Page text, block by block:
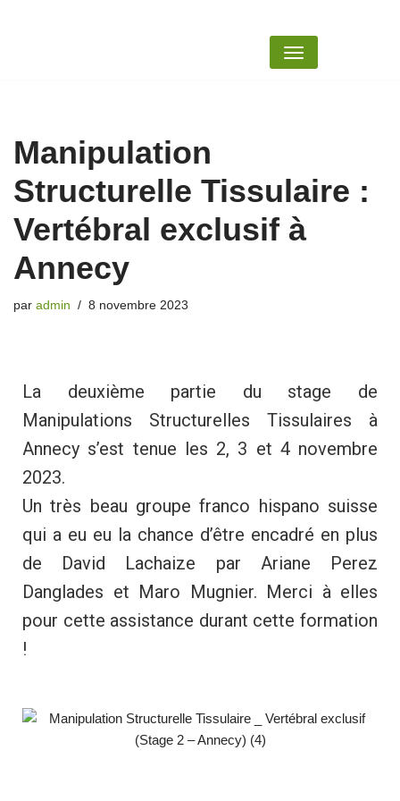
Manipulation
Structurelle Tissulaire :
Vertébral exclusif à
Annecy
par admin 8 novembre 2023
La deuxième partie du stage de
Manipulations Structurelles Tissulaires à
Annecy s’est tenue les 2, 3 et 4 novembre
2023.
Un très beau groupe franco hispano suisse
qui a eu eu la chance d’être encadré en plus
de David Lachaize par Ariane Perez
Danglades et Maro Mugnier. Merci à elles
pour cette assistance durant cette formation
!